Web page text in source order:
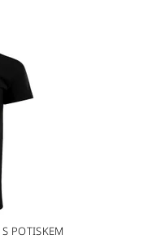
POTISKEM